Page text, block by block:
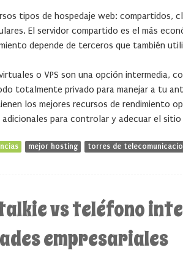
tipos de hospedaje web: compartidos,
El servidor compartido es el más
depende de terceros que también
o VPS son una opción intermedia,
totalmente privado para manejar a tu
los mejores recursos de rendimiento
para controlar y adecuar el
mejor hosting torres de
vs teléfono
empresariales